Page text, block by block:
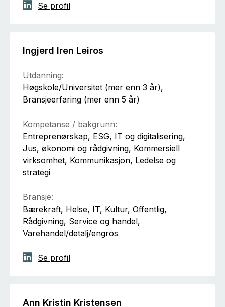
Se profil
Ingjerd Iren Leiros
Utdanning:
Høgskole/Universitet (mer enn 3 år),
Bransjeerfaring (mer enn 5 år)
Kompetanse / bakgrunn:
Entreprenørskap, ESG, IT og digitalisering,
Jus, økonomi og rådgivning, Kommersiell
virksomhet, Kommunikasjon, Ledelse og
strategi
Bransje:
Bærekraft, Helse, IT, Kultur, Offentlig,
Rådgivning, Service og handel,
Varehandel/detalj/engros
Se profil
Ann Kristin Kristensen